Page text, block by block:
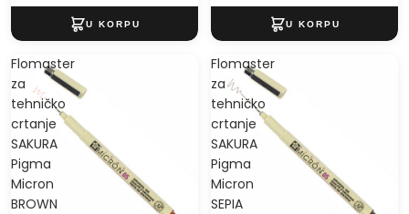
Flomaster
za
tehničko
crtanje
SAKURA
Pigma
Micron
BROWN
Flomaster
za
tehničko
crtanje
SAKURA
Pigma
Micron
SEPIA